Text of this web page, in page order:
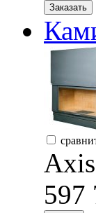
Заказать
597